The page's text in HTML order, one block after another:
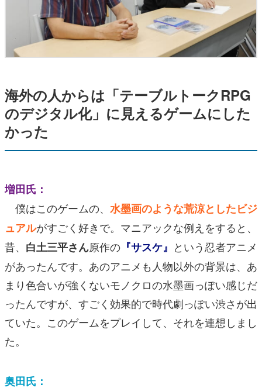
海外の人からは「テーブルトークRPG
のデジタル化」に見えるゲームにした
かった
増田氏：
僕はこのゲームの、 水墨画のような荒涼としたビジ
ュアルがすごく好きで。マニアックな例えをすると、
昔、 白土三平さん原作の 『サスケ』 という忍者アニメ
があったんです。あのアニメも人物以外の背景は、あ
まり色合いが強くないモノクロの水墨画っぽい感じだ
ったんですが、すごく効果的で時代劇っぽい渋さが出
ていた。このゲームをプレイして、それを連想しまし
た。
奥田氏：